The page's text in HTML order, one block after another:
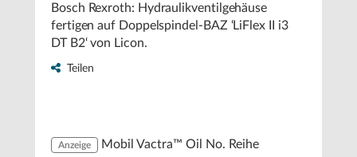
Bosch Rexroth: Hydraulikventilgehäuse
fertigen auf Doppelspindel-BAZ ‘LiFlex II i3
DT B2‘ von Licon.
Teilen
Anzeige Mobil Vactra™ Oil No. Reihe